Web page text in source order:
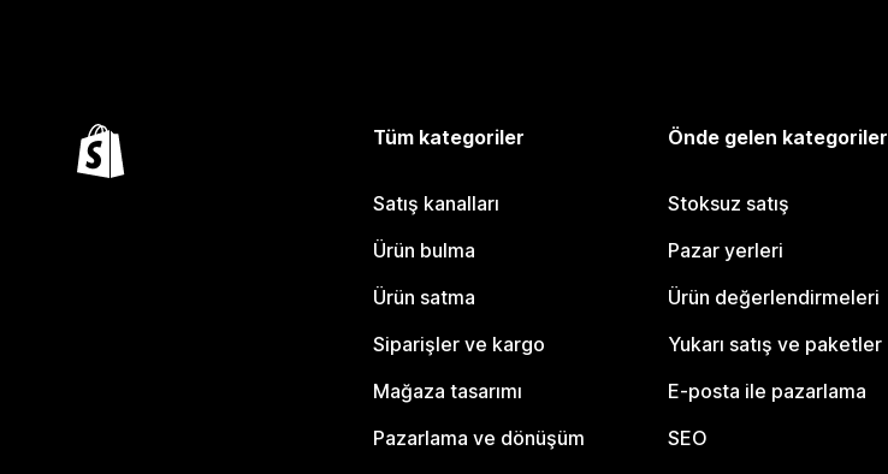
Tüm kategoriler
Satış kanalları
Ürün bulma
Ürün satma
Siparişler ve kargo
Mağaza tasarımı
Pazarlama ve dönüşüm
Önde gelen kategoriler
Stoksuz satış
Pazar yerleri
Ürün değerlendirmeleri
Yukarı satış ve paketler
E-posta ile pazarlama
SEO